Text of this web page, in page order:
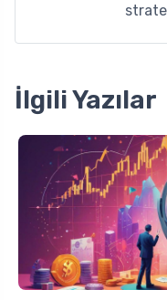
İlgili Yazılar